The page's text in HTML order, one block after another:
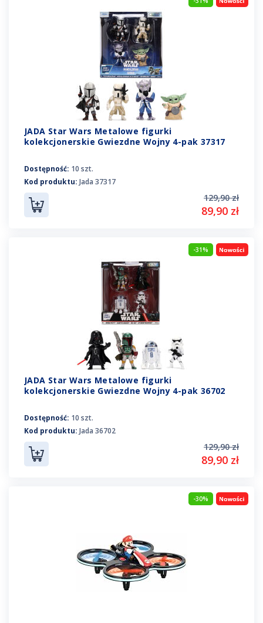
JADA Star Wars Metalowe figurki
kolekcjonerskie Gwiezdne Wojny 4-pak 37317
Dostępność: 10 szt.
Kod produktu: Jada 37317
129,90 zł
89,90 zł
-31%
JADA Star Wars Metalowe figurki
kolekcjonerskie Gwiezdne Wojny 4-pak 36702
Dostępność: 10 szt.
Kod produktu: Jada 36702
129,90 zł
89,90 zł
-30%